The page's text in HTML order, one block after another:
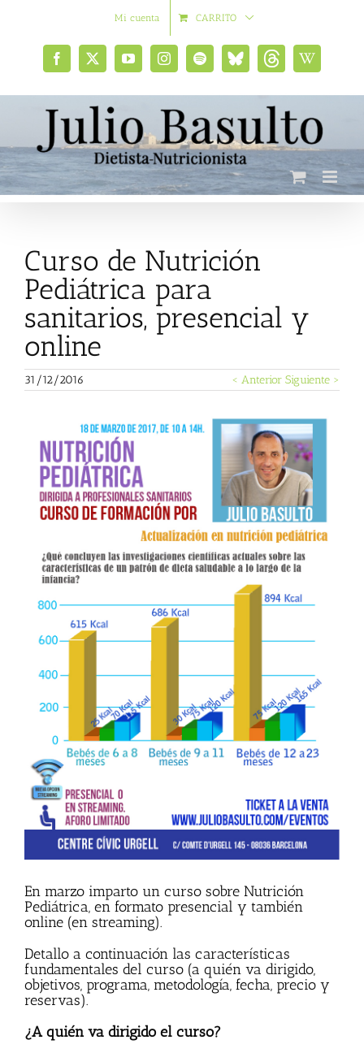
Mi cuenta CARRITO
Facebook
X YouTubeInstagramSpotifyBluesky
social
ThreadsWikipedia
Curso de Nutrición
Pediátrica para
sanitarios, presencial y
online
31/12/2016 < Anterior Siguiente >
imagen
más
grande
En marzo imparto un curso sobre Nutrición
Pediátrica, en formato presencial y también
online (en streaming).
Detallo a continuación las características
fundamentales del curso (a quién va dirigido,
objetivos, programa, metodología, fecha, precio y
reservas).
¿A quién va dirigido el curso?